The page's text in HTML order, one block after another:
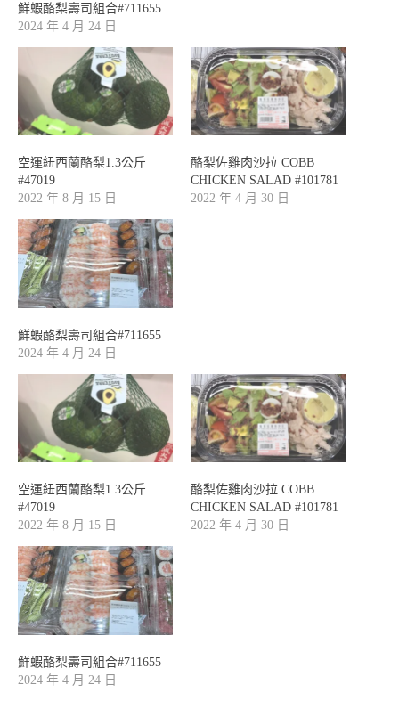
鮮蝦酪梨壽司組合#711655
2024 年 4 月 24 日
空運紐西蘭酪梨1.3公斤
#47019
2022 年 8 月 15 日
酪梨佐雞肉沙拉 COBB
CHICKEN SALAD #101781
2022 年 4 月 30 日
鮮蝦酪梨壽司組合#711655
2024 年 4 月 24 日
空運紐西蘭酪梨1.3公斤
#47019
2022 年 8 月 15 日
酪梨佐雞肉沙拉 COBB
CHICKEN SALAD #101781
2022 年 4 月 30 日
鮮蝦酪梨壽司組合#711655
2024 年 4 月 24 日